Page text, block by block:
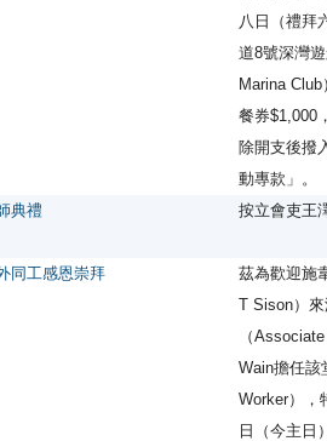
八日（禮拜
道8號深灣
Marina
餐券$1,000
除開支後撥
動專款」。
典禮 按立會吏王
同工感恩崇拜
茲為歡迎施
T Sison）
（
Wain擔任該
Worker），
日（今主日